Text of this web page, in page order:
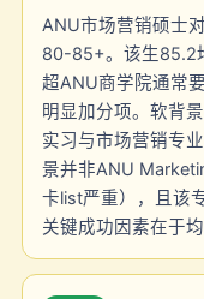
ANU市场营销硕士
80-85+。该生85.2
超ANU商学院通常
明显加分项。软背
实习与市场营销专
景并非ANU
卡list严重），且该
关键成功因素在于